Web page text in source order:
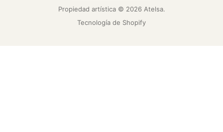
Propiedad artística © 2026 Atelsa.
Tecnología de Shopify